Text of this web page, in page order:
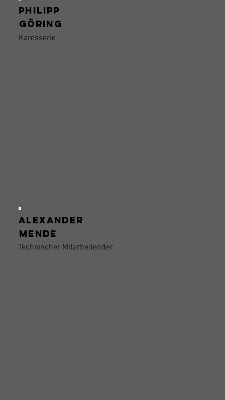
Philipp
Göring
Karosserie
Alexander
Mende
Technischer Mitarbeitender